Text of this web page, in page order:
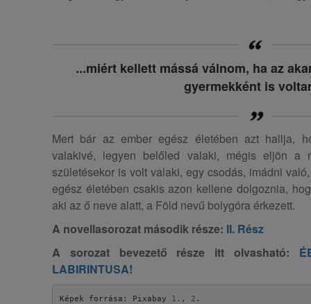
...miért kellett mássá válnom, ha az
gyermekként is
Mert bár az ember egész életében azt hallja,
valakivé, legyen belőled valaki, mégis eljön a
születésekor is volt valaki, egy csodás, imádni
egész életében csakis azon kellene dolgoznia,
aki az ő neve alatt, a Föld nevű bolygóra érkezett.
A novellasorozat második része: II. Rész
A sorozat bevezető része itt olvasható:
LABIRINTUSA!
Képek forrása: Pixabay 1. , 2 .